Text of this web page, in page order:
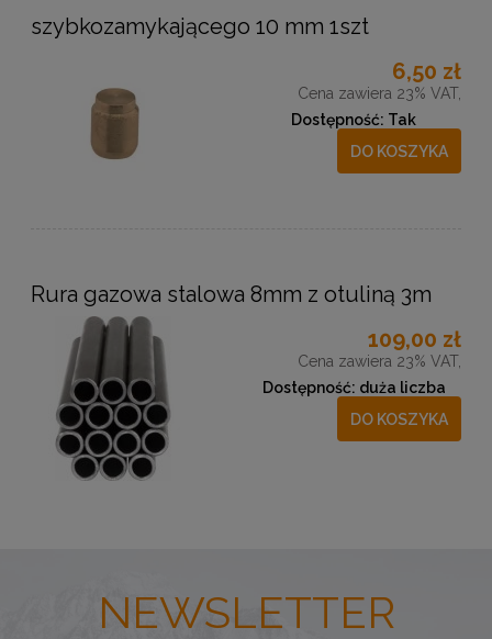
szybkozamykającego 10 mm 1szt
6,50 zł
Cena zawiera 23% VAT,
Dostępność: Tak
DO KOSZYKA
Rura gazowa stalowa 8mm z otuliną 3m
109,00 zł
Cena zawiera 23% VAT,
Dostępność: duża liczba
DO KOSZYKA
NEWSLETTER